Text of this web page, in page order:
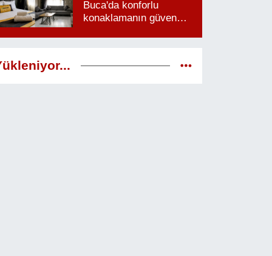
Buca'da konforlu
konaklamanın güven